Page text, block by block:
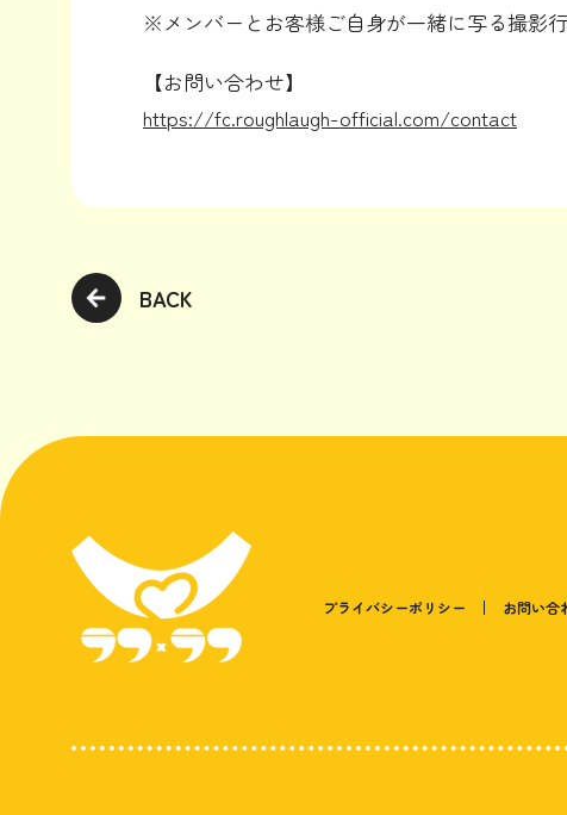
※メンバーとお客様ご自身が一緒に写る撮影
【お問い合わせ】
https://fc.roughlaugh-official.com/contact
BACK
プライバシーポリシー お問い合